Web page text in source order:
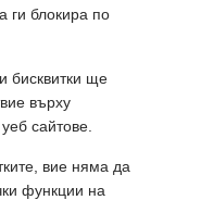
ги блокира по
бисквитки ще
върху
сайтове.
вие няма да
функции на